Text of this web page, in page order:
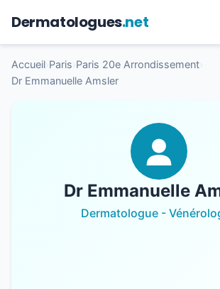
Dermatologues.net
Accueil Paris Paris 20e Arrondissement
Dr Emmanuelle Amsler
Dr Emmanuelle
Dermatologue -